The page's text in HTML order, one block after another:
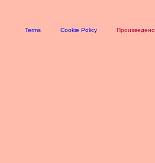
Terms Cookie Policy